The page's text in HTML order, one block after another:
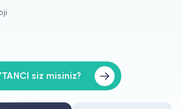
siz misiniz?